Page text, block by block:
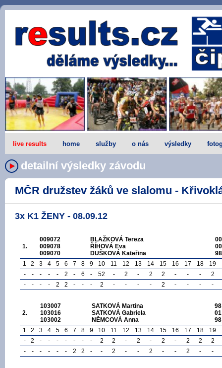
live results home služby o nás výsledky
detailní výsledky závodu
MČR družstev žáků ve slalomu -
3x K1 ŽENY - 08.09.12
1.
009072
009078
009070
BLAŽKOVÁ Tereza
ŘÍHOVÁ Eva
DUŠKOVÁ Kateřina
00
00
98
1
2 3 4 5 6 7 8 9 10 11 12 13 14 15 16 17 18 19
-
- - - - 2 - 6 - 52 - 2 - 2 2 - - -
2
-
- - - 2 2 - - - 2 - - - - 2 - - - -
2.
103007
103016
103002
SATKOVÁ Martina
SATKOVÁ Gabriela
NĚMCOVÁ Anna
98
01
98
1
2 3 4 5 6 7 8 9 10 11 12 13 14 15 16 17 18 19
-
2 - - - - - - - 2 2 - 2 - 2 - 2 2
2
-
- - - - - 2 2 - - 2 - - 2 - - 2 - -